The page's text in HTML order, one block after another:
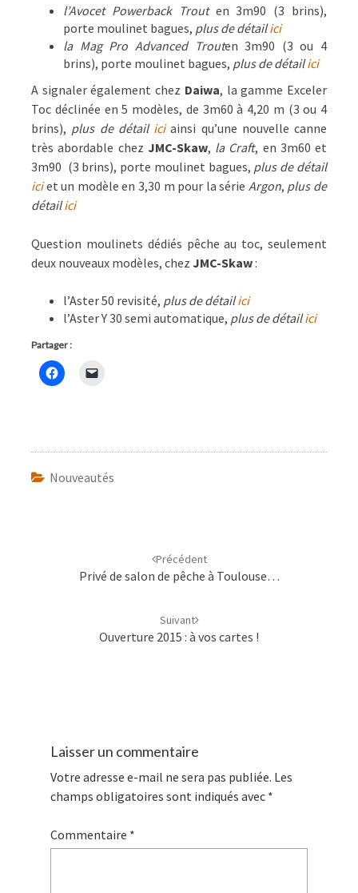
l’Avocet Powerback Trout en 3m90 (3 brins),
porte moulinet bagues, plus de détailici
la Mag Pro Advanced Trouten 3m90 (3 ou 4
brins), porte moulinet bagues, plus de détailici
A signaler également chez Daiwa, la gamme Exceler
Toc déclinée en 5 modèles, de 3m60 à 4,20 m (3 ou 4
brins), plus de détail iciainsi qu’une nouvelle canne
très abordable chez JMC-Skaw, la Craft, en 3m60 et
3m90 (3 brins), porte moulinet bagues, plus de détail
iciet un modèle en 3,30 m pour la série Argon, plus de
détailici
Question moulinets dédiés pêche au toc, seulement
deux nouveaux modèles, chez JMC-Skaw:
l’Aster 50 revisité, plus de détailici
l’Aster Y 30 semi automatique, plus de détailici
Partager :
Nouveautés
Précédent
Privé de salon de pêche à Toulouse…
Suivant
Ouverture 2015 : à vos cartes !
Laisser un commentaire
Votre adresse e-mail ne sera pas publiée. Les
champs obligatoires sont indiqués avec *
Commentaire *